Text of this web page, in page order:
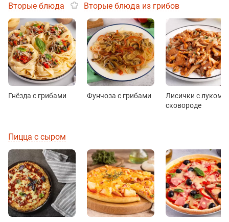
Вторые блюда Вторые блюда из грибов
Гнёзда с грибами Фунчоза с грибами
Лисички с луком
сковороде
Пицца с сыром